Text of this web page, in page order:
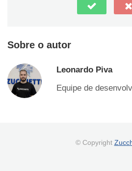
Sobre o autor
Leonardo Piva
Equipe de
© Copyright